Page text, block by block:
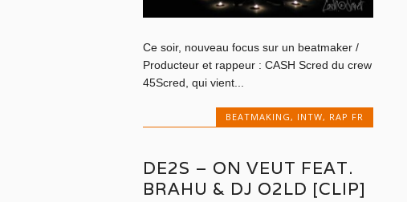
Ce soir, nouveau focus sur un beatmaker /
Producteur et rappeur : CASH Scred du crew
45Scred, qui vient...
BEATMAKING , INTW, RAP FR
DE2S – ON VEUT FEAT.
BRAHU & DJ O2LD [CLIP]